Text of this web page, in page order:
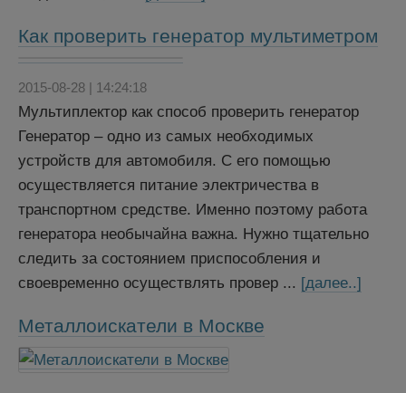
Как проверить генератор мультиметром
2015-08-28 | 14:24:18
Мультиплектор как способ проверить генератор
Генератор – одно из самых необходимых
устройств для автомобиля. С его помощью
осуществляется питание электричества в
транспортном средстве. Именно поэтому работа
генератора необычайна важна. Нужно тщательно
следить за состоянием приспособления и
своевременно осуществлять провер ... [далее..]
Металлоискатели в Москве